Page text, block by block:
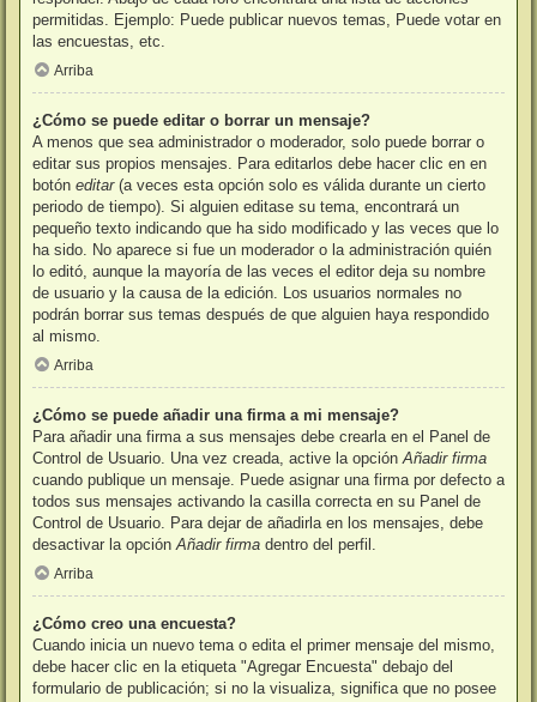
permitidas. Ejemplo: Puede publicar nuevos temas, Puede votar en
las encuestas, etc.
Arriba
¿Cómo se puede editar o borrar un mensaje?
A menos que sea administrador o moderador, solo puede borrar o
editar sus propios mensajes. Para editarlos debe hacer clic en en
botón editar(a veces esta opción solo es válida durante un cierto
periodo de tiempo). Si alguien editase su tema, encontrará un
pequeño texto indicando que ha sido modificado y las veces que lo
ha sido. No aparece si fue un moderador o la administración quién
lo editó, aunque la mayoría de las veces el editor deja su nombre
de usuario y la causa de la edición. Los usuarios normales no
podrán borrar sus temas después de que alguien haya respondido
al mismo.
Arriba
¿Cómo se puede añadir una firma a mi mensaje?
Para añadir una firma a sus mensajes debe crearla en el Panel de
Control de Usuario. Una vez creada, active la opción Añadir firma
cuando publique un mensaje. Puede asignar una firma por defecto a
todos sus mensajes activando la casilla correcta en su Panel de
Control de Usuario. Para dejar de añadirla en los mensajes, debe
desactivar la opción Añadir firma dentro del perfil.
Arriba
¿Cómo creo una encuesta?
Cuando inicia un nuevo tema o edita el primer mensaje del mismo,
debe hacer clic en la etiqueta "Agregar Encuesta" debajo del
formulario de publicación; si no la visualiza, significa que no posee